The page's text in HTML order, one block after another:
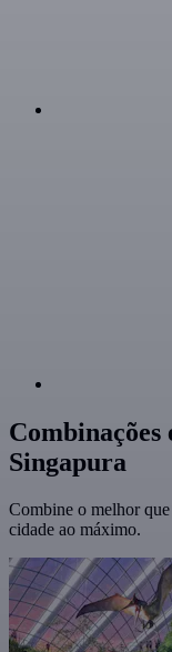
Combinações
Singapura
Combine o melhor
cidade ao máximo.